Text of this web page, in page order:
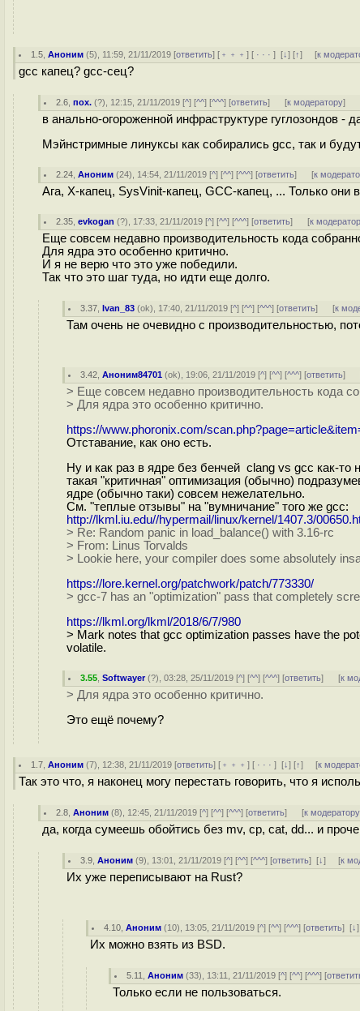
1.5 ,Аноним (5), 11:59, 21/11/2019 [ответить] [ ﹢﹢﹢] [ · · ·][↓] [↑] [к
gcc капец? gcc-сец?
2.6 ,пох. (?), 12:15, 21/11/2019 [^] [^^] [^^^] [ответить] [к модератору]
в анально-огороженной инфраструктуре гуглозондов -
Мэйнстримные линуксы как собирались gcc, так и
2.24 ,Аноним (24), 14:54, 21/11/2019 [^] [^^] [^^^] [ответить] [к
Ага, X-капец, SysVinit-капец, GCC-капец, ... Только они
2.35 ,evkogan (?), 17:33, 21/11/2019 [^] [^^] [^^^] [ответить] [к
Еще совсем недавно производительность кода
Для ядра это особенно критично.
И я не верю что это уже победили.
Так что это шаг туда, но идти еще долго.
3.37 ,Ivan_83 (ok), 17:40, 21/11/2019 [^] [^^] [^^^] [ответить] [к
Там очень не очевидно с производительностью,
3.42 ,Аноним84701 (ok), 19:06, 21/11/2019 [^] [^^] [^^^] [ответить]
> Еще совсем недавно производительность кода
> Для ядра это особенно критично.
https://www.phoronix.com/
Отставание, как оно есть.
Ну и как раз в ядре без бенчей clang vs gcc как-то
такая "критичная" оптимизация (обычно)
ядре (обычно таки) совсем нежелательно.
См. "теплые отзывы" на "вумничание" того же gcc:
http://lkml.iu.edu//hypermail/linux/kernel/1407.3/
> Re: Random panic in load_balance() with 3.16-rc
> From: Linus Torvalds
> Lookie here, your compiler does some absolutely
https://lore.kernel.org/patchwork/patch/773330/
> gcc-7 has an "optimization" pass that completely
https://lkml.org/lkml/2018/6/7/980
> Mark notes that gcc optimization passes have the
volatile.
3.55 ,Softwayer(?), 03:28, 25/11/2019 [^] [^^] [^^^] [ответить] [к
> Для ядра это особенно критично.
Это ещё почему?
1.7 ,Аноним (7), 12:38, 21/11/2019 [ответить] [ ﹢﹢﹢] [ · · ·][↓] [↑] [к
Так это что, я наконец могу перестать говорить, что я
2.8 ,Аноним (8), 12:45, 21/11/2019 [^] [^^] [^^^] [ответить] [к модератору
да, когда сумеешь обойтись без mv, cp, cat, dd... и
3.9 ,Аноним (9), 13:01, 21/11/2019 [^] [^^] [^^^] [ответить][↓] [к
Их уже переписывают на Rust?
4.10 ,Аноним (10), 13:05, 21/11/2019 [^] [^^] [^^^] [ответить][↓
Их можно взять из BSD.
5.11 ,Аноним (33), 13:11, 21/11/2019 [^] [^^] [^^^] [
Только если не пользоваться.